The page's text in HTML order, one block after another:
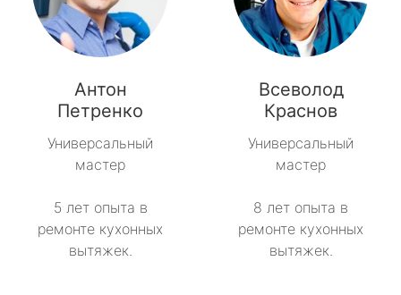
Антон
Петренко
Универсальный
мастер
5 лет опыта в
ремонте кухонных
вытяжек.
Всеволод
Краснов
Универсальный
мастер
8 лет опыта в
ремонте кухонных
вытяжек.